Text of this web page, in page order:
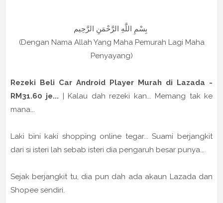
(Dengan Nama Allah Yang Maha Pemurah Lagi Maha
Penyayang)
Rezeki Beli Car Android Player Murah di Lazada -
RM31.60 je... | Kalau dah rezeki kan... Memang tak ke
mana...
Laki bini kaki shopping online tegar... Suami berjangkit
dari si isteri lah sebab isteri dia pengaruh besar punya...
Sejak berjangkit tu, dia pun dah ada akaun Lazada dan
Shopee sendiri.